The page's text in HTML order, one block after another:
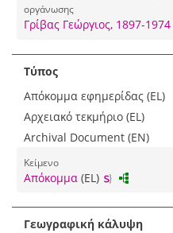
οργάνωσης
Γρίβας Γεώργιος, 1897-1974
Τύπος
Απόκομμα εφημερίδας (EL)
Αρχειακό τεκμήριο (EL)
Archival Document (EN)
Κείμενο
Απόκομμα (EL)
Γεωγραφική κάλυψη